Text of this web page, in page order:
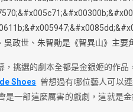
政世、朱智勛是《智異山》主要
，挑選的劇本全都是金銀姬的作
Shoes 曾想過有哪位藝人可以
是一部這麼厲害的戲劇，這就是